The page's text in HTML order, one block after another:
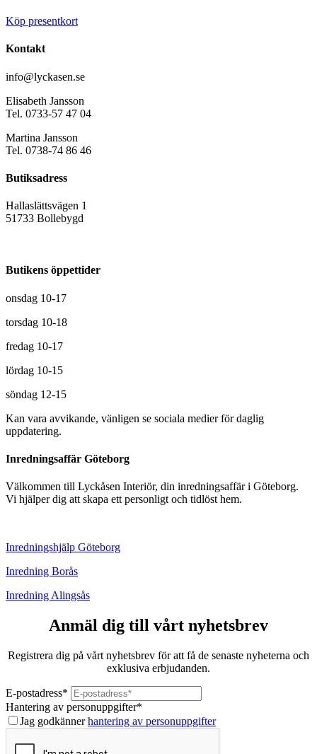
Köp presentkort
Kontakt
info@lyckasen.se
Elisabeth Jansson
Tel. 0733-57 47 04
Martina Jansson
Tel. 0738-74 86 46
Butiksadress
Hallaslättsvägen 1
51733 Bollebygd
Butikens öppettider
onsdag 10-17
torsdag 10-18
fredag 10-17
lördag 10-15
söndag 12-15
Kan vara avvikande, vänligen se sociala medier för daglig
uppdatering.
Inredningsaffär Göteborg
Välkommen till Lyckåsen Interiör, din inredningsaffär i Göteborg.
Vi hjälper dig att skapa ett personligt och tidlöst hem.
Inredningshjälp Göteborg
Inredning Borås
Inredning Alingsås
Anmäl dig till vårt nyhetsbrev
Registrera dig på vårt nyhetsbrev för att få de senaste nyheterna och
exklusiva erbjudanden.
E-postadress*
Hantering av personuppgifter*
Jag godkännerhantering av personuppgifter